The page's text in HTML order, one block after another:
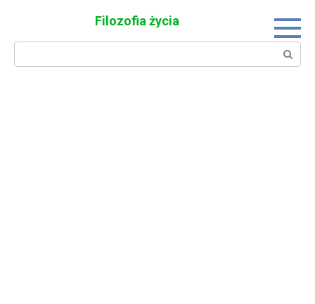
Filozofia życia
Search: